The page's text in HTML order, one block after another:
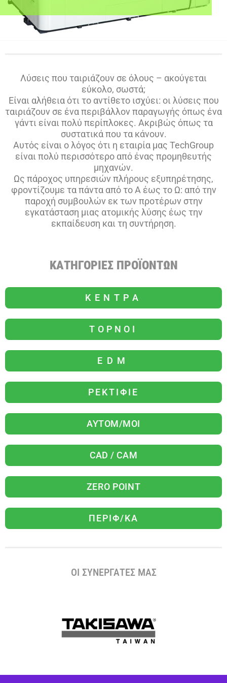
Λύσεις που ταιριάζουν σε όλους – ακούγεται
εύκολο, σωστά;
Είναι αλήθεια ότι το αντίθετο ισχύει: οι λύσεις που
ταιριάζουν σε ένα περιβάλλον παραγωγής όπως ένα
γάντι είναι πολύ περίπλοκες. Ακριβώς όπως τα
συστατικά που τα κάνουν.
Αυτός είναι ο λόγος ότι η εταιρία μας TechGroup
είναι πολύ περισσότερο από ένας προμηθευτής
μηχανών.
Ως πάροχος υπηρεσιών πλήρους εξυπηρέτησης,
φροντίζουμε τα πάντα από το Α έως το Ω: από την
παροχή συμβουλών εκ των προτέρων στην
εγκατάσταση μιας ατομικής λύσης έως την
εκπαίδευση και τη συντήρηση.
ΚΑΤΗΓΟΡΙΕΣ ΠΡΟΪΟΝΤΩΝ
ΚΕΝΤΡΑ
ΤΟΡΝΟΙ
EDM
ΡΕΚΤΙΦΙΕ
ΑΥΤΟΜ/ΜΟΙ
CAD / CAM
ZERO POINT
ΠΕΡΙΦ/ΚΑ
ΟΙ ΣΥΝΕΡΓΑΤΕΣ ΜΑΣ